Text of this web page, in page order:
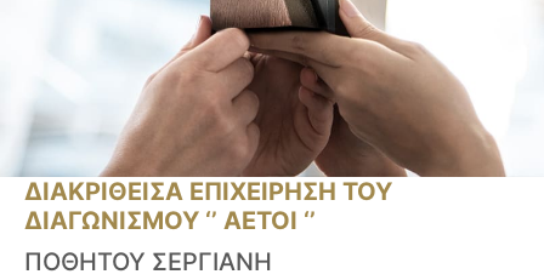
ΔΙΑΚΡΙΘΕΙΣΑ ΕΠΙΧΕΙΡΗΣΗ ΤΟΥ
ΔΙΑΓΩΝΙΣΜΟΥ ‘’ ΑΕΤΟΙ ‘’
ΠΟΘΗΤΟΥ ΣΕΡΓΙΑΝΗ